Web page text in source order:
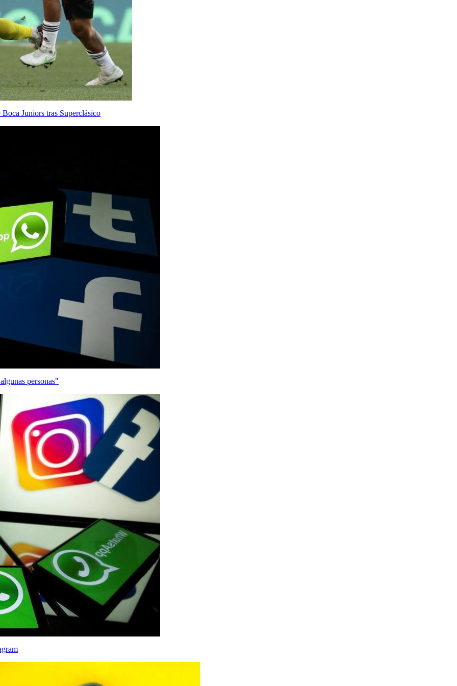
Juniors tras Superclásico
personas"